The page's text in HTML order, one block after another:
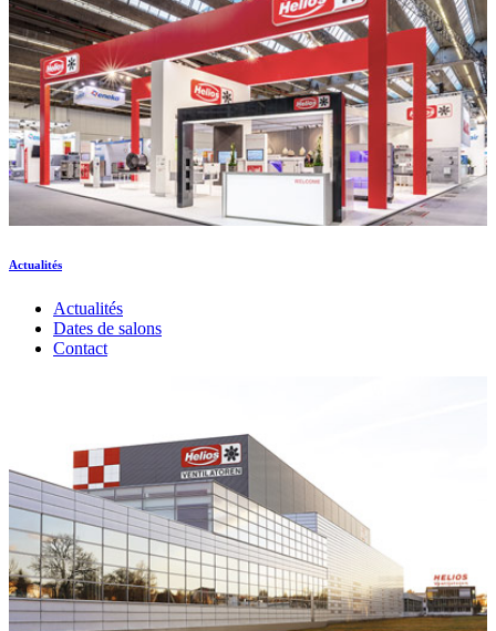
Actualités
Actualités
Dates de salons
Contact